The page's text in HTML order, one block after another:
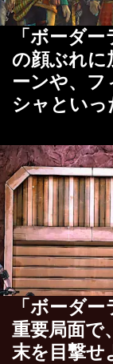
「ボーダ
の顔ぶれに
ーンや、フ
シャとい
「ボーダ
重要局面で
末を目撃せ